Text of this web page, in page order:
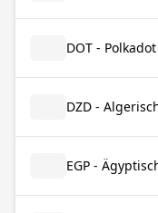
DOT - Polkadot
DZD -
EGP -